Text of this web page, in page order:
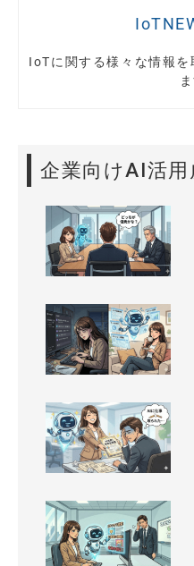
IoTに関する様々な情報
企業向けAI活用